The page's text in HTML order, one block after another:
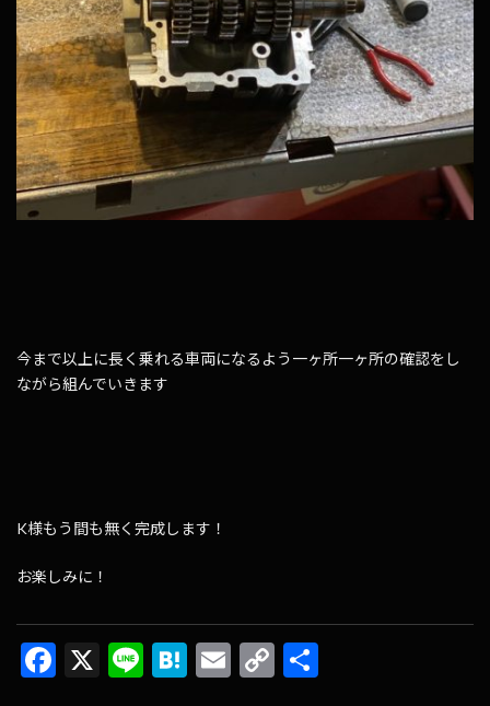
今まで以上に長く乗れる車両になるよう一ヶ所一ヶ所の確認をし
ながら組んでいきます
K様もう間も無く完成します！
お楽しみに！
F
X
Li H E
C